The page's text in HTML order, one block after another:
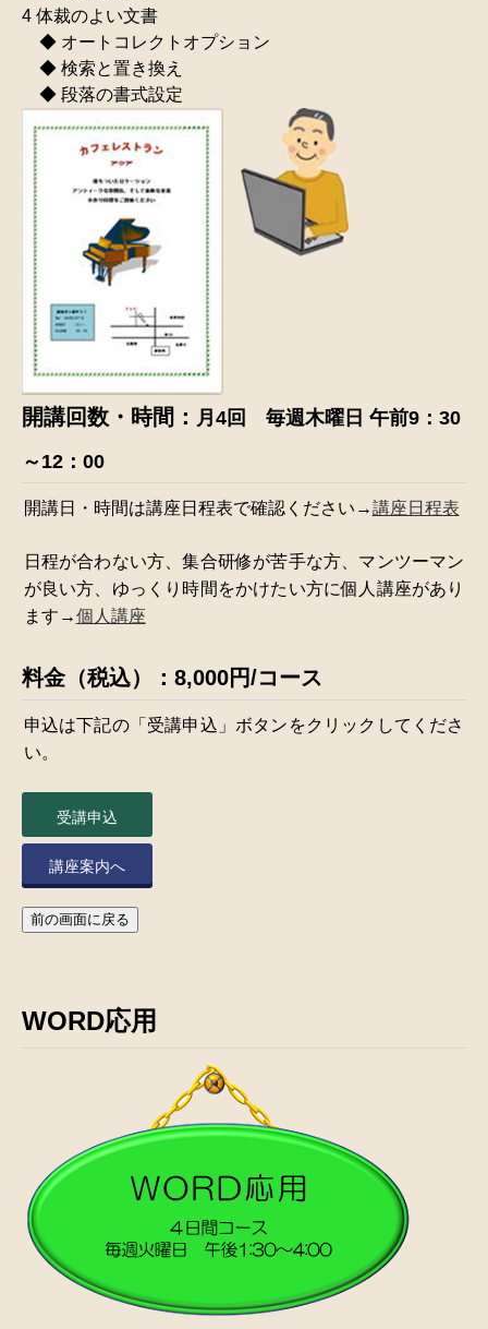
4 体裁のよい文書
◆ オートコレクトオプション
◆ 検索と置き換え
◆ 段落の書式設定
開講回数・時間： 月4回 毎週木曜日 午前9：30
～12：00
開講日・時間は講座日程表で確認ください→講座日程表
日程が合わない方、集合研修が苦手な方、マンツーマン
が良い方、ゆっくり時間をかけたい方に個人講座があり
ます→個人講座
料金（税込）：8,000円/コース
申込は下記の「受講申込」ボタンをクリックしてくださ
い。
受講申込
講座案内へ
前の画面に戻る
WORD応用